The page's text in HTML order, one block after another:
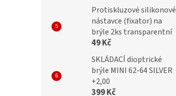
Protiskluzové silikonové
nástavce (fixator) na
brýle 2ks transparentní
49 Kč
SKLÁDACÍ dioptrické
brýle MINI 62-64 SILVER
+2,00
399 Kč